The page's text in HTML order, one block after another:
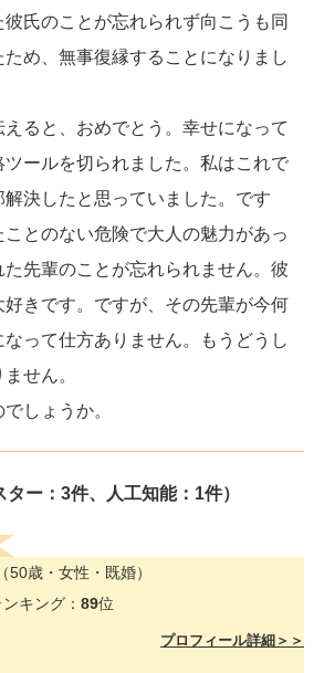
氏のことが忘れられず向こうも同
め、無事復縁することになりまし
ると、おめでとう。幸せになって
ールを切られました。私はこれで
決したと思っていました。です
とのない危険で大人の魅力があっ
先輩のことが忘れられません。彼
きです。ですが、その先輩が今何
って仕方ありません。もうどうし
せん。
しょうか。
ター：3件、人工知能：1件）
（50歳・女性・既婚）
キング： 89位
プロフィール詳細＞＞